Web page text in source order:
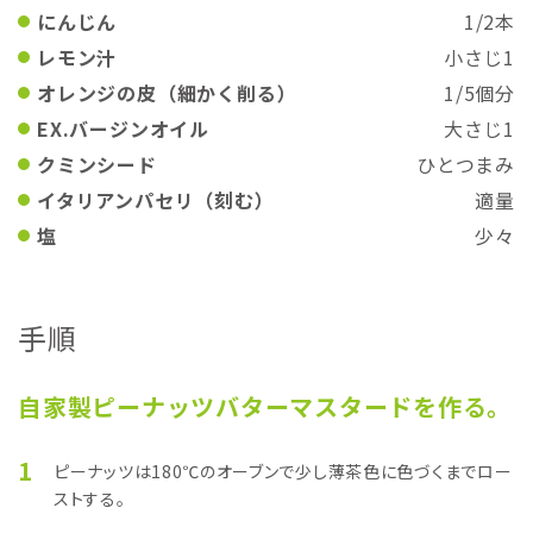
にんじん
1/2本
レモン汁
小さじ1
オレンジの皮（細かく削る）
1/5個分
EX.バージンオイル
大さじ1
クミンシード
ひとつまみ
イタリアンパセリ（刻む）
適量
塩
少々
手順
自家製ピーナッツバターマスタードを作る。
1
ピーナッツは180℃のオーブンで少し薄茶色に色づくまでロー
ストする。